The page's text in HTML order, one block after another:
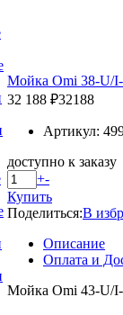
Мойка Omi 38-U/
32 188 ₽32188
Артикул:
доступно к заказу
+-
Купить
Поделиться:В
Описание
Оплата и
Мойка Omi 43-U/